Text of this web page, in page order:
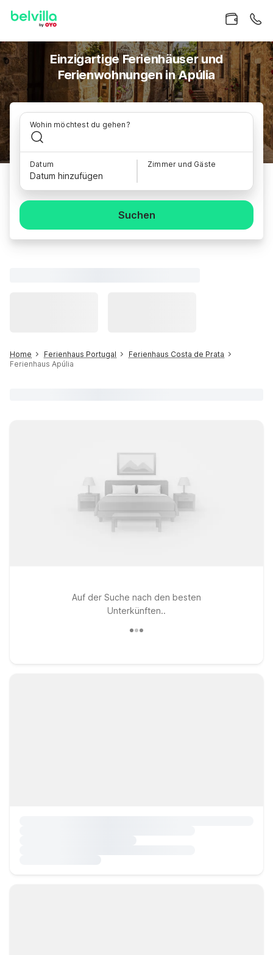
Einzigartige Ferienhäuser und
Ferienwohnungen in Apúlia
Wohin möchtest du gehen?
Datum
Datum hinzufügen
Zimmer und Gäste
Suchen
Home Ferienhaus Portugal
Ferienhaus Costa de Prata
Ferienhaus Apúlia
Auf der Suche nach den besten
Unterkünften..